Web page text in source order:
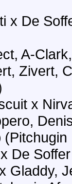
x De
A-
Zivert,
x
(Pitchugin
De
Gladdy,